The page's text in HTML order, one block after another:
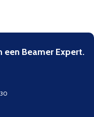
een Beamer Expert.